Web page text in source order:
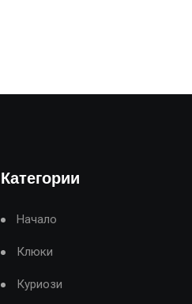
Категории
Начало
Клюки
Куриози